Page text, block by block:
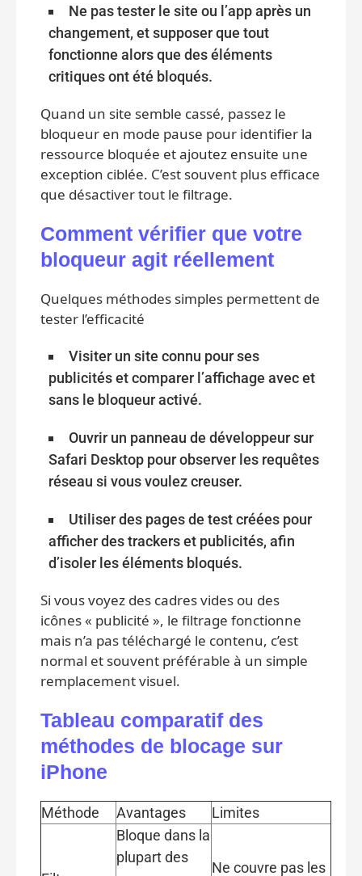
Ne pas tester le site ou l’app après un
changement, et supposer que tout
fonctionne alors que des éléments
critiques ont été bloqués.
Quand un site semble cassé, passez le
bloqueur en mode pause pour identifier la
ressource bloquée et ajoutez ensuite une
exception ciblée. C’est souvent plus efficace
que désactiver tout le filtrage.
Comment vérifier que votre
bloqueur agit réellement
Quelques méthodes simples permettent de
tester l’efficacité
Visiter un site connu pour ses
publicités et comparer l’affichage avec et
sans le bloqueur activé.
Ouvrir un panneau de développeur sur
Safari Desktop pour observer les requêtes
réseau si vous voulez creuser.
Utiliser des pages de test créées pour
afficher des trackers et publicités, afin
d’isoler les éléments bloqués.
Si vous voyez des cadres vides ou des
icônes « publicité », le filtrage fonctionne
mais n’a pas téléchargé le contenu, c’est
normal et souvent préférable à un simple
remplacement visuel.
Tableau comparatif des
méthodes de blocage sur
iPhone
Méthode Avantages Limites
Bloque dans la
plupart des
Ne couvre pas les